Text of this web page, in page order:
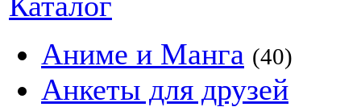
Аниме и Манга (40)
Анкеты для друзей